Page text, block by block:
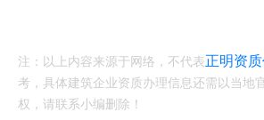
注：以上内容来源于网络，不代表正明资
考，具体建筑企业资质办理信息还需以当地
权，请联系小编删除！